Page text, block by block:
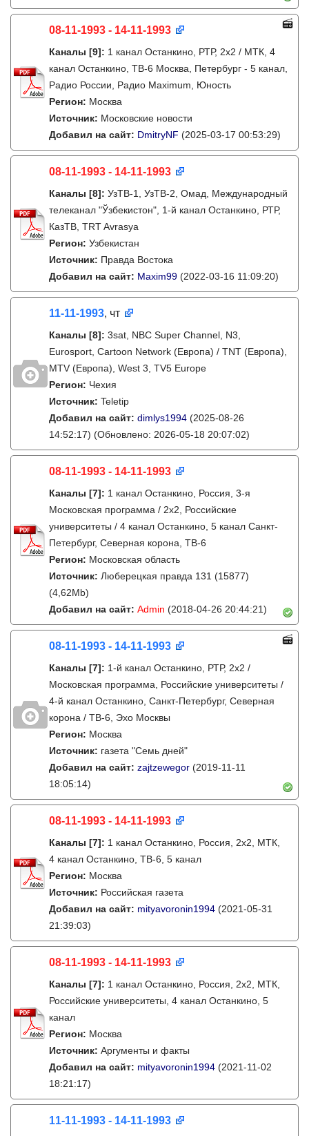
08-11-1993 - 14-11-1993
Каналы [9]: 1 канал Останкино, РТР, 2х2 / МТК, 4
канал Останкино, ТВ-6 Москва, Петербург - 5 канал,
Радио России, Радио Maximum, Юность
Регион: Москва
Источник: Московские новости
Добавил на сайт: DmitryNF (2025-03-17 00:53:29)
08-11-1993 - 14-11-1993
Каналы [8]: УзТВ-1, УзТВ-2, Омад, Международный
телеканал "Ўзбекистон", 1-й канал Останкино, РТР,
КазТВ, TRT Avrasya
Регион: Узбекистан
Источник: Правда Востока
Добавил на сайт: Maxim99 (2022-03-16 11:09:20)
11-11-1993, чт
Каналы [8]: 3sat, NBC Super Channel, N3,
Eurosport, Cartoon Network (Европа) / TNT (Европа),
MTV (Европа), West 3, TV5 Europe
Регион: Чехия
Источник: Teletip
Добавил на сайт: dimlys1994 (2025-08-26
14:52:17) (Обновлено: 2026-05-18 20:07:02)
08-11-1993 - 14-11-1993
Каналы [7]: 1 канал Останкино, Россия, 3-я
Московская программа / 2x2, Российские
университеты / 4 канал Останкино, 5 канал Санкт-
Петербург, Северная корона, ТВ-6
Регион: Московская область
Источник: Люберецкая правда 131 (15877)
(4,62Mb)
Добавил на сайт: Admin (2018-04-26 20:44:21)
08-11-1993 - 14-11-1993
Каналы [7]: 1-й канал Останкино, РТР, 2х2 /
Московская программа, Российские университеты /
4-й канал Останкино, Санкт-Петербург, Северная
корона / ТВ-6, Эхо Москвы
Регион: Москва
Источник: газета "Семь дней"
Добавил на сайт: zajtzewegor (2019-11-11
18:05:14)
08-11-1993 - 14-11-1993
Каналы [7]: 1 канал Останкино, Россия, 2х2, МТК,
4 канал Останкино, ТВ-6, 5 канал
Регион: Москва
Источник: Российская газета
Добавил на сайт: mityavoronin1994 (2021-05-31
21:39:03)
08-11-1993 - 14-11-1993
Каналы [7]: 1 канал Останкино, Россия, 2х2, МТК,
Российские университеты, 4 канал Останкино, 5
канал
Регион: Москва
Источник: Аргументы и факты
Добавил на сайт: mityavoronin1994 (2021-11-02
18:21:17)
11-11-1993 - 14-11-1993